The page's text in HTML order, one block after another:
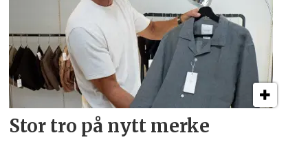
Stor tro på nytt merke